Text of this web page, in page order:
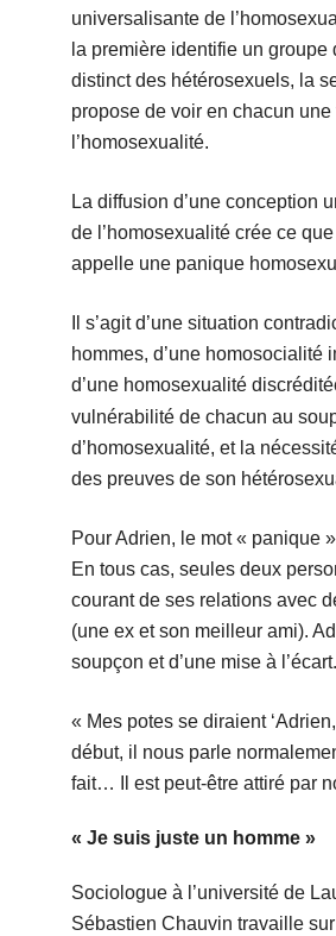
universalisante de
la première identifie un groupe
distinct des hétérosexuels, la
propose de voir en chacun une
l’homosexualité.
La diffusion d’une conception
de l’homosexualité crée ce
appelle une panique
Il s’agit d’une situation
hommes, d’une homosocialité
d’une homosexualité
vulnérabilité de chacun au
d’homosexualité, et la
des preuves de son
Pour Adrien, le mot « panique
En tous cas, seules deux
courant de ses relations avec
(une ex et son meilleur ami).
soupçon et d’une mise à l’écart.
« Mes potes se diraient
début, il nous parle
fait… Il est peut-être attiré par
« Je suis juste un homme »
Sociologue à l’université de
Sébastien Chauvin travaille